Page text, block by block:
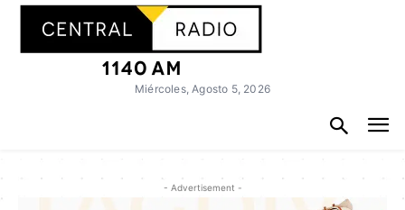
Miércoles, Agosto 5, 2026
- Advertisement -